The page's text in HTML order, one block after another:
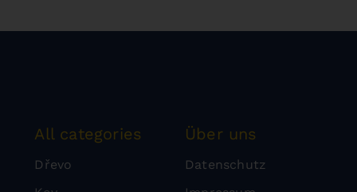
All categories
Dřevo
Über uns
Datenschutz